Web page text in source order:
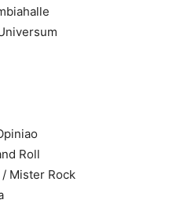
Roll
Mister Rock